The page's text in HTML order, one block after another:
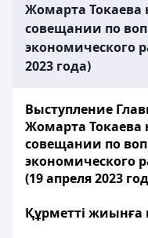
Жомарта
совещании по
экономического
2023 года)
Выступление
Жомарта
совещании по
экономического
(19 апреля 2023
Құрметті